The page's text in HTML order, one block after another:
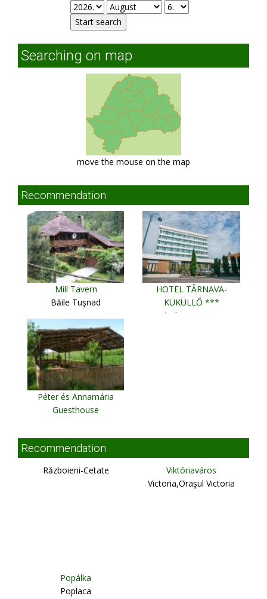
Searching on map
move the mouse on the map
Recommendation
Mill Tavern
Băile Tuşnad
HOTEL TÂRNAVA-
KÜKÜLLŐ ***
Odorheiu Secuiesc
Péter és Annamária
Guesthouse
Recommendation
Războieni-Cetate
Viktóriaváros
Victoria,Oraşul Victoria
Popálka
Poplaca